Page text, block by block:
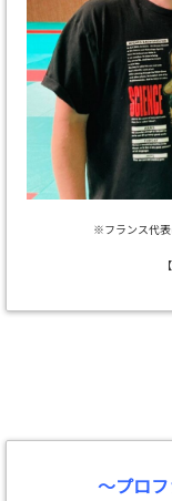
※フランス代表
～プロ